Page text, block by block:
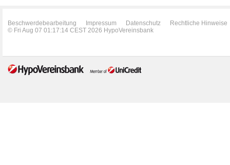
Beschwerdebearbeitung Impressum Datenschutz
Rechtliche Hinweise
© Fri Aug 07 01:17:14 CEST 2026 HypoVereinsbank